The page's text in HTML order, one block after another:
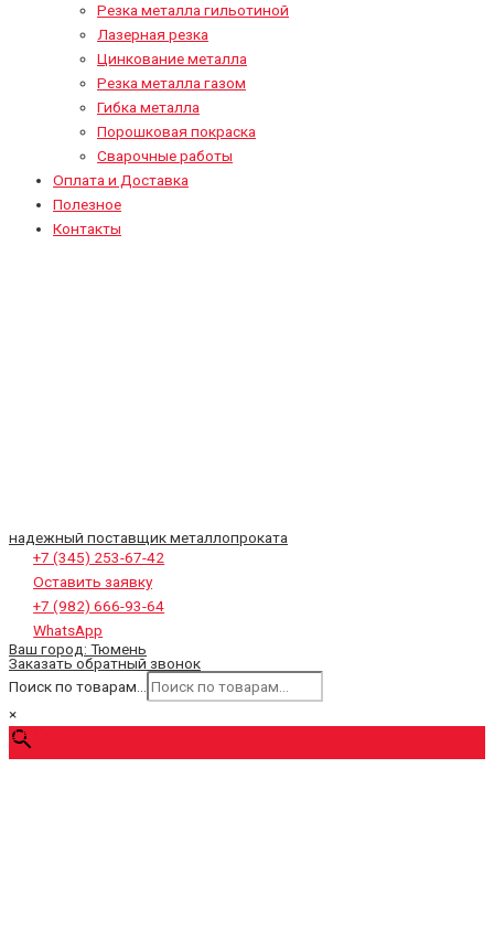
Резка металла гильотиной
Лазерная резка
Цинкование металла
Резка металла газом
Гибка металла
Порошковая покраска
Сварочные работы
Оплата и Доставка
Полезное
Контакты
надежный поставщик металлопроката
+7 (345) 253-67-42
Оставить заявку
+7 (982) 666-93-64
WhatsApp
Ваш город: Тюмень
Заказать обратный звонок
Поиск по товарам...
×
0₽